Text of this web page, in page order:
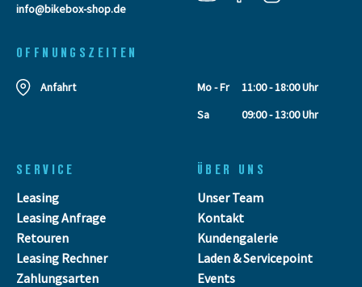
info@bikebox-shop.de
OFFNUNGSZEITEN
Anfahrt Mo - Fr
11:00 - 18:00 Uhr
Sa
09:00 - 13:00 Uhr
SERVICE
Leasing
Leasing Anfrage
Retouren
Leasing Rechner
Zahlungsarten
ÜBER UNS
Unser Team
Kontakt
Kundengalerie
Laden & Servicepoint
Events